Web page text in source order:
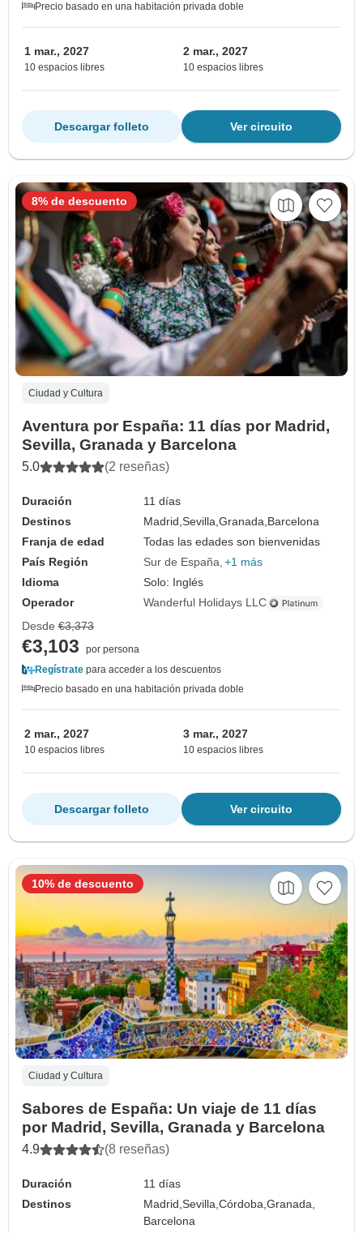
Precio basado en una habitación privada doble
1 mar., 2027
10 espacios libres
2 mar., 2027
10 espacios libres
Ver circuito
Descargar folleto
Ciudad y Cultura
Aventura por España: 11 días por Madrid,
Sevilla, Granada y Barcelona
5.0 (2 reseñas)
Duración
11 días
Destinos
Madrid,Sevilla,Granada, Barcelona
Franja de edad
Todas las edades son bienvenidas
País Región
Sur de España +1 más
Idioma
Solo: Inglés
Operador
Wanderful Holidays LLC
8% de descuento
Desde €3,373
€3,103
por persona
Regístrate para acceder a los descuentos
Precio basado en una habitación privada doble
2 mar., 2027
10 espacios libres
3 mar., 2027
10 espacios libres
Ver circuito
Descargar folleto
Ciudad y Cultura
Sabores de España: Un viaje de 11 días
por Madrid, Sevilla, Granada y Barcelona
4.9 (8 reseñas)
Duración
11 días
Destinos
Madrid,Sevilla,Córdoba,Granada,
Barcelona
10% de descuento